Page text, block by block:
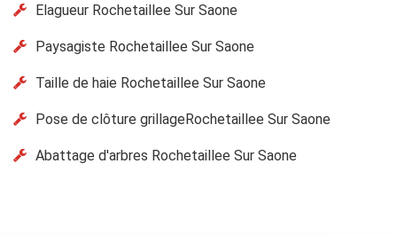
Elagueur Rochetaillee Sur Saone
Paysagiste Rochetaillee Sur Saone
Taille de haie Rochetaillee Sur Saone
Pose de clôture grillageRochetaillee Sur Saone
Abattage d'arbres Rochetaillee Sur Saone